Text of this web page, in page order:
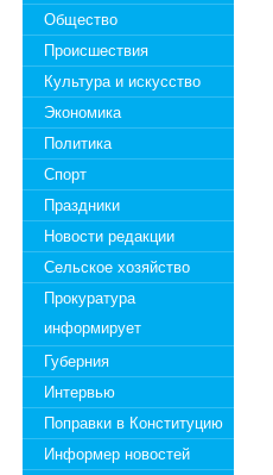
Общество
Происшествия
Культура и искусство
Экономика
Политика
Спорт
Праздники
Новости редакции
Сельское хозяйство
Прокуратура
информирует
Губерния
Интервью
Поправки в Конституцию
Информер новостей